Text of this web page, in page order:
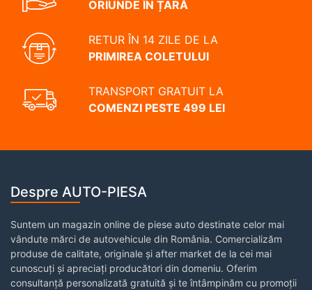
ORIUNDE ÎN ȚARĂ
RETUR ÎN 14 ZILE DE LA
PRIMIREA COLETULUI
TRANSPORT GRATUIT LA
COMENZI PESTE 499 LEI
Despre AUTO-PIESA
Suntem un magazin online de piese auto destinate celor mai
vândute mărci de autovehicule din România. Comercializăm
produse de calitate, originale și after market de la cei mai
cunoscuți și apreciați producători din domeniu. Oferim
consultanță personalizată gratuită și te întâmpinăm cu promoții